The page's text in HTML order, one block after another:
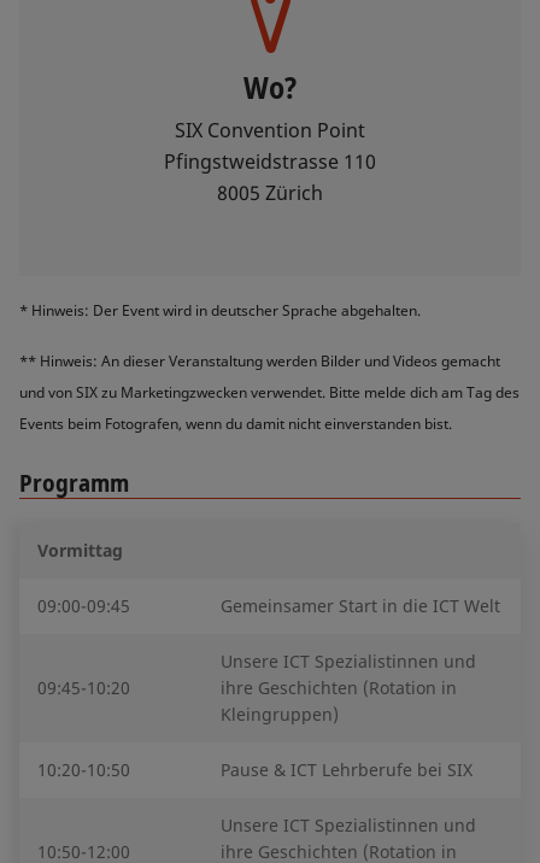
Wo?
SIX Convention Point
Pfingstweidstrasse 110
8005 Zürich
* Hinweis: Der Event wird in deutscher Sprache abgehalten.
** Hinweis: An dieser Veranstaltung werden Bilder und Videos gemacht
und von SIX zu Marketingzwecken verwendet. Bitte melde dich am Tag des
Events beim Fotografen, wenn du damit nicht einverstanden bist.
Programm
Vormittag
09:00-09:45 Gemeinsamer Start in die ICT Welt
09:45-10:20
Unsere ICT Spezialistinnen und
ihre Geschichten (Rotation in
Kleingruppen)
10:20-10:50 Pause & ICT Lehrberufe bei SIX
10:50-12:00
Unsere ICT Spezialistinnen und
ihre Geschichten (Rotation in